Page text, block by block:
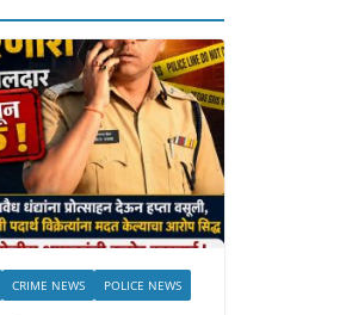
CRIME NEWS POLICE NEWS